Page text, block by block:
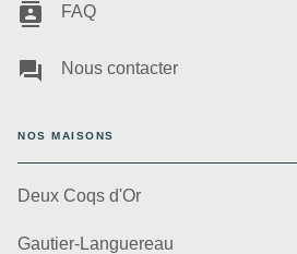
contacts FAQ
question_answer Nous contacter
NOS MAISONS
Deux Coqs d'Or
Gautier-Languereau